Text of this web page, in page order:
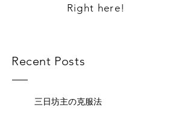
Right here!
Recent Posts
三日坊主の克服法